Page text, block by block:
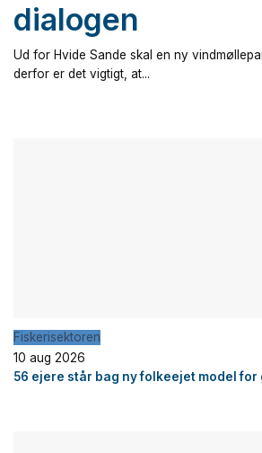
dialogen
Ud for Hvide Sande skal en ny
derfor er det vigtigt, at...
Fiskerisektoren
10 aug 2026
56 ejere står bag ny folkeejet model